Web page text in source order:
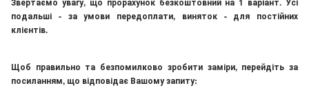
подальші - за умови передоплати, виняток - для постійних
клієнтів.
Щоб правильно та безпомилково зробити заміри, перейдіть за
посиланням, що відповідає Вашому запиту: